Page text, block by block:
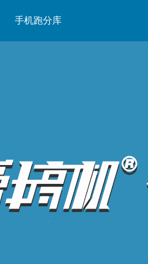
手机跑分库